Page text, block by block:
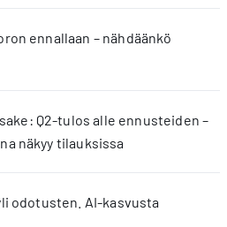
ennallaan – nähdäänkö
Q2-tulos alle ennusteiden –
näkyy tilauksissa
odotusten. AI-kasvusta